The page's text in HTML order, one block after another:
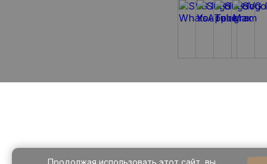
Продолжая использовать этот сайт, вы